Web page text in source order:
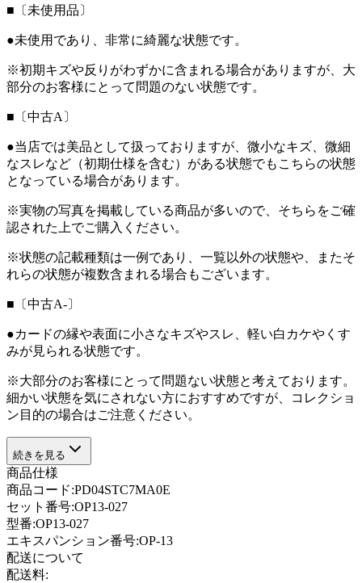
■〔未使用品〕
●未使用であり、非常に綺麗な状態です。
※初期キズや反りがわずかに含まれる場合がありますが、大
部分のお客様にとって問題のない状態です。
■〔中古A〕
●当店では美品として扱っておりますが、微小なキズ、微細
なスレなど（初期仕様を含む）がある状態でもこちらの状態
となっている場合があります。
※実物の写真を掲載している商品が多いので、そちらをご確
認された上でご購入ください。
※状態の記載種類は一例であり、一覧以外の状態や、またそ
れらの状態が複数含まれる場合もございます。
■〔中古A-〕
●カードの縁や表面に小さなキズやスレ、軽い白カケやくす
みが見られる状態です。
※大部分のお客様にとって問題ない状態と考えております。
細かい状態を気にされない方におすすめですが、コレクショ
ン目的の場合はご注意ください。
続きを見る
商品仕様
商品コード:PD04STC7MA0E
セット番号:OP13-027
型番:OP13-027
エキスパンション番号:OP-13
配送について
配送料: